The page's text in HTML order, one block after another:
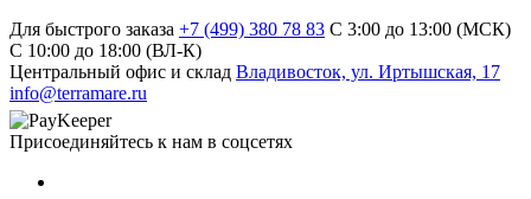
Для быстрого заказа +7 (499) 380 78 83 С 3:00 до 13:00 (МСК)
C 10:00 до 18:00 (ВЛ-К)
Центральный офис и склад Владивосток, ул. Иртышская, 17
info@terramare.ru
Присоединяйтесь к нам в соцсетях